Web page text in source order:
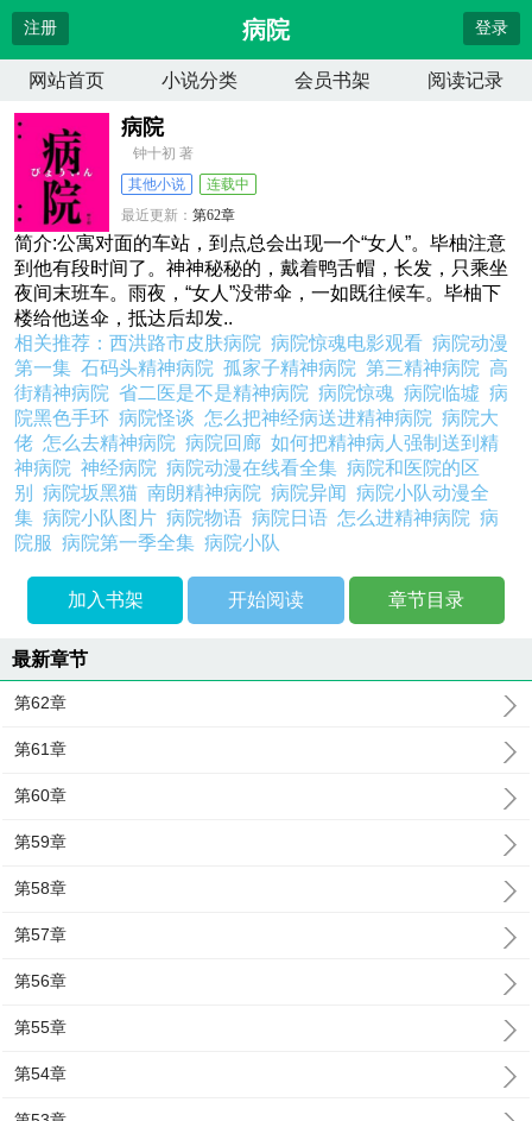
注册 病院 登录
网站首页 小说分类 会员书架 阅读记录
病院
钟十初 著
其他小说
连载中
最近更新：第62章
更新时间：
2026-06-03 16:11:09
简介:公寓对面的车站，到点总会出现一个“女人”。毕柚注意
到他有段时间了。神神秘秘的，戴着鸭舌帽，长发，只乘坐
夜间末班车。雨夜，“女人”没带伞，一如既往候车。毕柚下
楼给他送伞，抵达后却发..
相关推荐：西洪路市皮肤病院病院惊魂电影观看病院动漫
第一集石码头精神病院孤家子精神病院第三精神病院高
街精神病院省二医是不是精神病院病院惊魂病院临墟病
院黑色手环病院怪谈怎么把神经病送进精神病院病院大
佬怎么去精神病院病院回廊如何把精神病人强制送到精
神病院神经病院病院动漫在线看全集病院和医院的区
别病院坂黑猫南朗精神病院病院异闻病院小队动漫全
集病院小队图片病院物语病院日语怎么进精神病院病
院服病院第一季全集病院小队
加入书架 开始阅读 章节目录
最新章节
第62章
第61章
第60章
第59章
第58章
第57章
第56章
第55章
第54章